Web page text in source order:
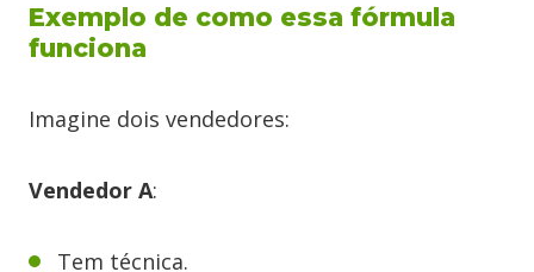
Exemplo de como essa fórmula
funciona
Imagine dois vendedores:
Vendedor A:
Tem técnica.